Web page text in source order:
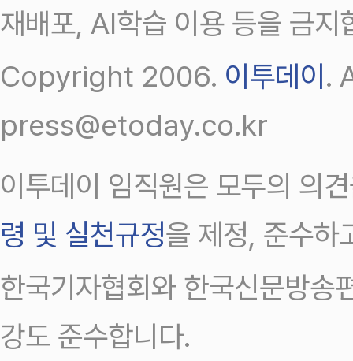
재배포, AI학습 이용 등을 금지
Copyright 2006. 이투데이 .
press@etoday.co.kr
이투데이 임직원은 모두의 의
령 및 실천규정을 제정, 준수하
한국기자협회와 한국신문방송
강도 준수합니다.